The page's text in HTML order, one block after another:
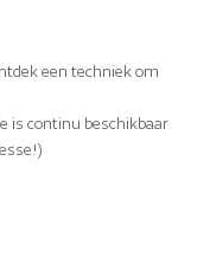
een techniek om
is continu beschikbaar